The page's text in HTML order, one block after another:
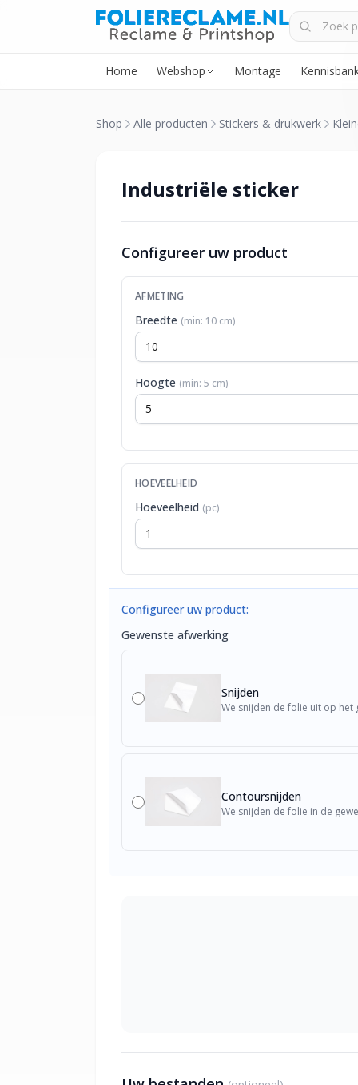
Home Webshop Montage
Shop Alle producten Stickers & drukwerk
Industriële sticker
Configureer uw product
AFMETING
Breedte (min: 10 cm)
Hoogte (min: 5 cm)
HOEVEELHEID
Hoeveelheid (pc)
Configureer uw product:
Gewenste afwerking
Snijden
We snijden de folie uit op het
Contoursnijden
We snijden de folie in de